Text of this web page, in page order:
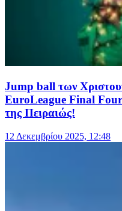
Jump ball των
EuroLeague Final Four
της Πειραιώς!
12 Δεκεμβρίου 2025, 12:48